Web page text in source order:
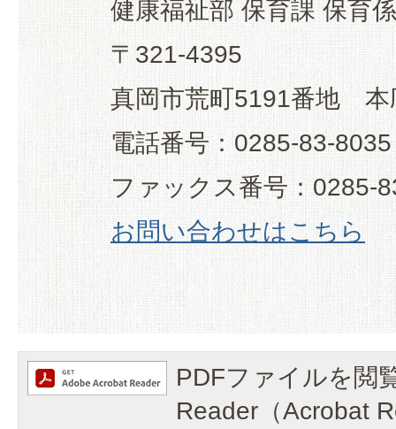
健康福祉部 保育課 保育係
〒321-4395
真岡市荒町5191番地 本
電話番号：0285-83-8035
ファックス番号：0285-
お問い合わせはこちら
PDFファイルを閲
Reader（Acrobat